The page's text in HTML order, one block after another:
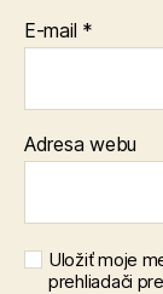
E-mail *
Adresa webu
Uložiť moje
prehliadači